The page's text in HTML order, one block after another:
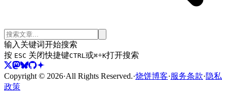
输入关键词开始搜索
按 ESC 关闭快捷键CTRL 或⌘+K打开搜索
Copyright © 2026·All Rights Reserved.·烧饼博客·服务条款·隐私
政策